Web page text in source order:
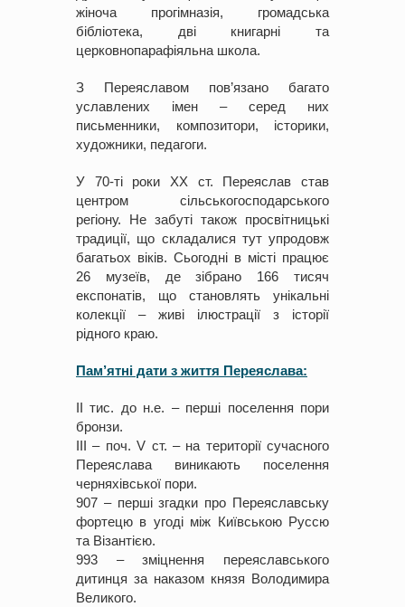
жіноча прогімназія, громадська
бібліотека, дві книгарні та
церковнопарафіяльна школа.
З Переяславом пов’язано багато
уславлених імен – серед них
письменники, композитори, історики,
художники, педагоги.
У 70-ті роки XX ст. Переяслав став
центром сільськогосподарського
регіону. Не забуті також просвітницькі
традиції, що складалися тут упродовж
багатьох віків. Сьогодні в місті працює
26 музеїв, де зібрано 166 тисяч
експонатів, що становлять унікальні
колекції – живі ілюстрації з історії
рідного краю.
Пам’ятні дати з життя Переяслава:
ІІ тис. до н.е. – перші поселення пори
бронзи.
ІІІ – поч. V ст. – на території сучасного
Переяслава виникають поселення
черняхівської пори.
907 – перші згадки про Переяславську
фортецю в угоді між Київською Руссю
та Візантією.
993 – зміцнення переяславського
дитинця за наказом князя Володимира
Великого.